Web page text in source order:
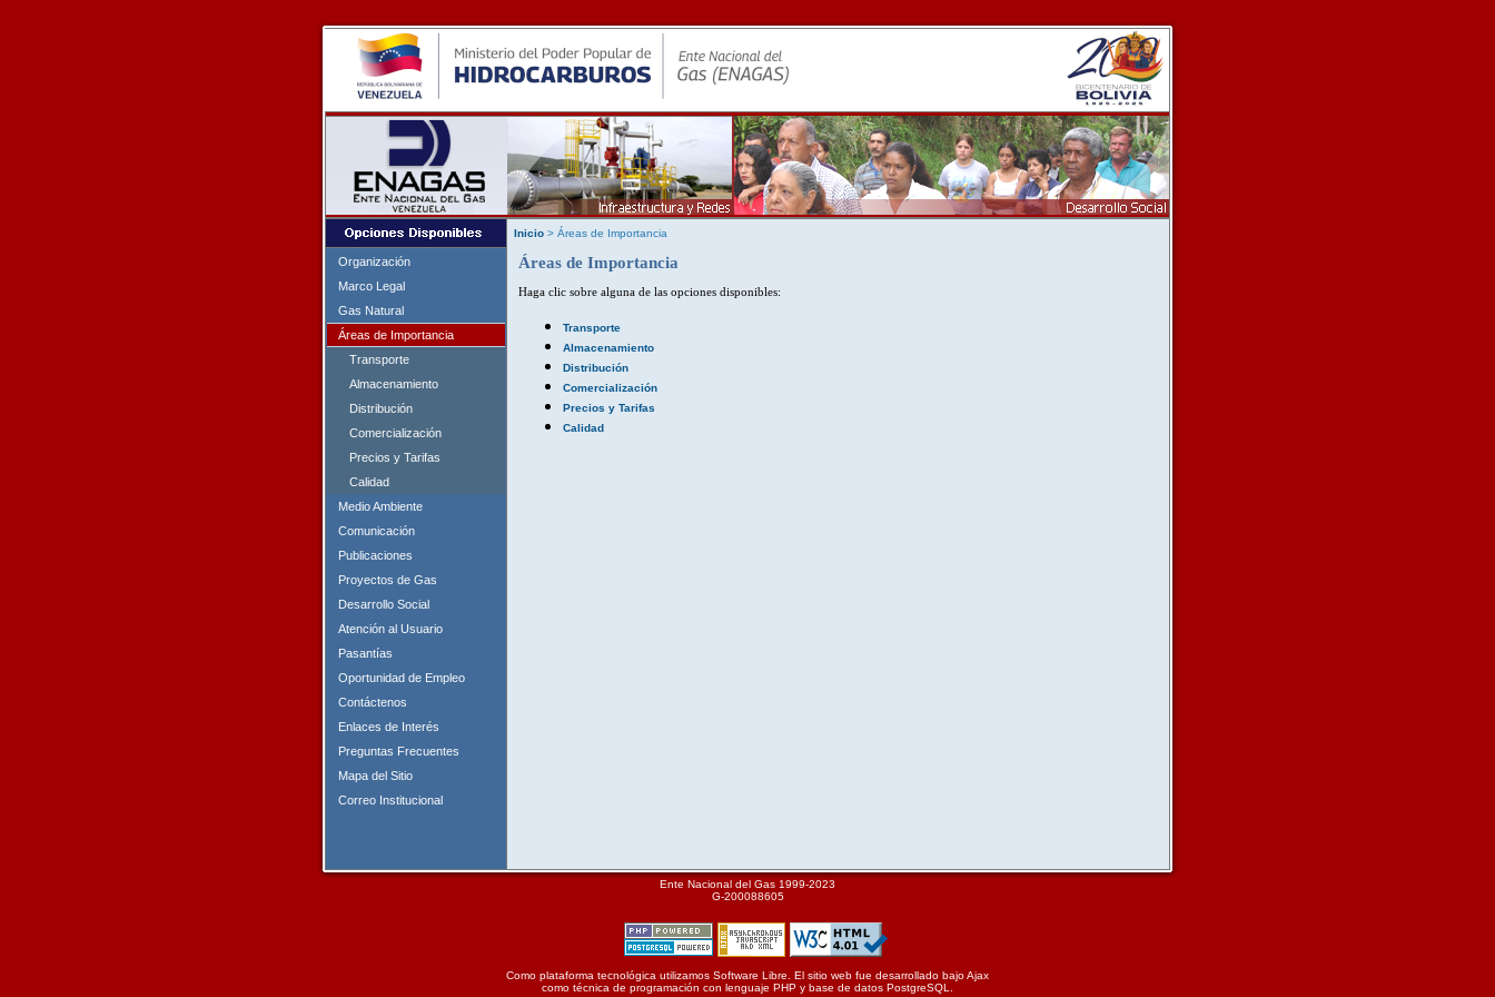
Inicio > Áreas de Importancia
Organización
Marco Legal
Gas Natural
Áreas de Importancia
Transporte
Almacenamiento
Distribución
Comercialización
Precios y Tarifas
Calidad
Medio Ambiente
Comunicación
Publicaciones
Proyectos de Gas
Desarrollo Social
Atención al Usuario
Pasantías
Oportunidad de Empleo
Contáctenos
Enlaces de Interés
Preguntas Frecuentes
Mapa del Sitio
Correo Institucional
Áreas de Importancia
Haga clic sobre alguna de las opciones disponibles:
Transporte
Almacenamiento
Distribución
Comercialización
Precios y Tarifas
Calidad
Ente Nacional del Gas 1999-2023
G-200088605
Como plataforma tecnológica utilizamos Software Libre. El sitio web fue desarrollado bajo Ajax
como técnica de programación con lenguaje PHP y base de datos PostgreSQL.